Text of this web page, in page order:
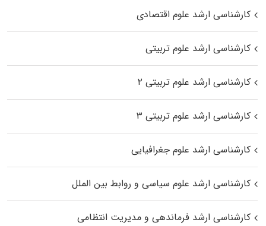
کارشناسی ارشد علوم اقتصادی
کارشناسی ارشد علوم تربیتی
کارشناسی ارشد علوم تربیتی ۲
کارشناسی ارشد علوم تربیتی ۳
کارشناسی ارشد علوم جغرافیایی
کارشناسی ارشد علوم سیاسی و روابط بین الملل
کارشناسی ارشد فرماندهی و مدیریت انتظامی